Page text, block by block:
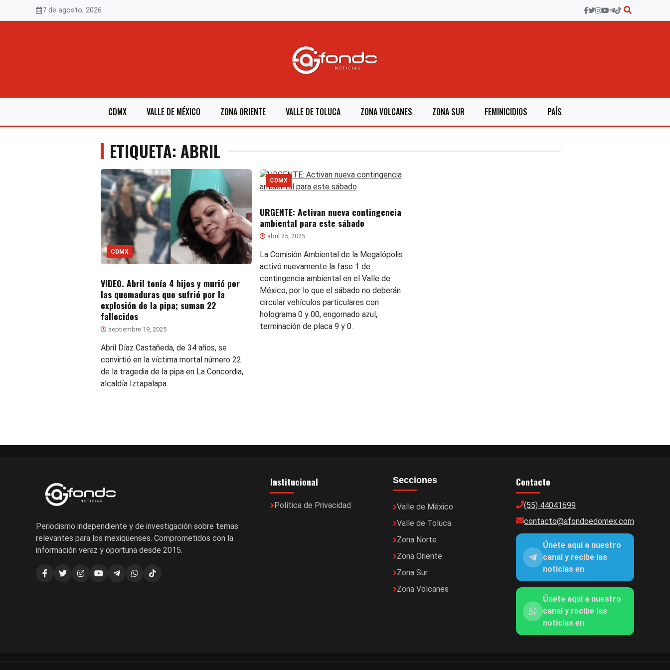
7 de agosto, 2026
CDMX VALLE DE MÉXICO ZONA ORIENTE VALLE DE TOLUCA ZONA VOLCANES ZONA SUR FEMINICIDIOS PAÍS
ETIQUETA: ABRIL
CDMX
VIDEO. Abril tenía 4 hijos y murió por
las quemaduras que sufrió por la
explosión de la pipa; suman 22
fallecidos
septiembre 19, 2025
Abril Díaz Castañeda, de 34 años, se
convirtió en la víctima mortal número 22
de la tragedia de la pipa en La Concordia,
alcaldía Iztapalapa.
CDMX
URGENTE: Activan nueva contingencia
ambiental para este sábado
abril 25, 2025
La Comisión Ambiental de la Megalópolis
activó nuevamente la fase 1 de
contingencia ambiental en el Valle de
México, por lo que el sábado no deberán
circular vehículos particulares con
holograma 0 y 00, engomado azul,
terminación de placa 9 y 0.
Periodismo independiente y de investigación sobre temas
relevantes para los mexiquenses. Comprometidos con la
información veraz y oportuna desde 2015.
Institucional
Política de Privacidad
Secciones
Valle de México
Valle de Toluca
Zona Norte
Zona Oriente
Zona Sur
Zona Volcanes
Contacto
(55) 44041699
contacto@afondoedomex.com
Únete aquí a nuestro
canal y recibe las
noticias en
Únete aquí a nuestro
canal y recibe las
noticias en